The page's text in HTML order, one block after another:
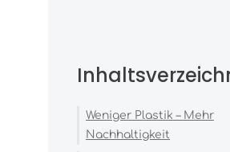
Weniger Plastik – Mehr
Nachhaltigkeit